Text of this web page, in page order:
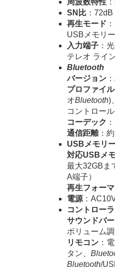
周波数特性
SN比 ：72dB
再生モード
USBメモリ
入力端子 ：
テレオ ライ
Bluetooth
バージョン ：
プロファイル
オBluetooth)
コントロール
コーデック
通信距離：
USBメモリ
対応USBメ
最大32GBま
A端子）
再生フォーマ
電源：
コントロー
サウンドバー
ボリューム
リモコン ：
タン、
Bluetooth/